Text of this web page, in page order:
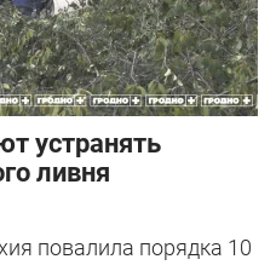
устранять
ливня
повалила порядка 10